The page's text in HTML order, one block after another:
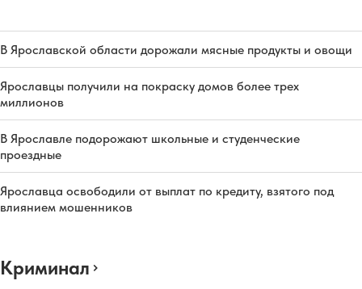
В Ярославской области дорожали мясные продукты и овощи
Ярославцы получили на покраску домов более трех
миллионов
В Ярославле подорожают школьные и студенческие
проездные
Ярославца освободили от выплат по кредиту, взятого под
влиянием мошенников
Криминал